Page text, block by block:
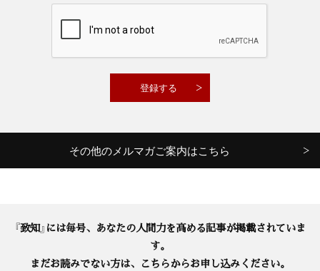
その他のメルマガご案内はこちら
『致知』には毎号、あなたの人間力を高める記事が掲載されていま
す。
まだお読みでない方は、こちらからお申し込みください。